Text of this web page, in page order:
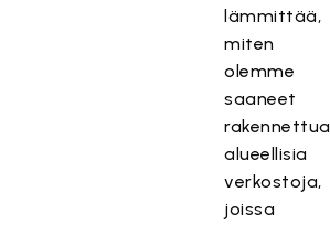
lämmittää,
miten
olemme
saaneet
rakennettua
alueellisia
verkostoja,
joissa